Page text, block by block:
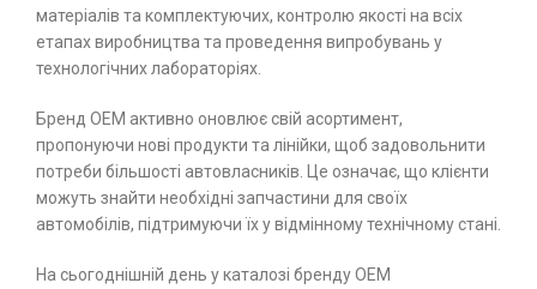
матеріалів та комплектуючих, контролю якості на всіх
етапах виробництва та проведення випробувань у
технологічних лабораторіях.
Бренд ОЕМ активно оновлює свій асортимент,
пропонуючи нові продукти та лінійки, щоб задовольнити
потреби більшості автовласників. Це означає, що клієнти
можуть знайти необхідні запчастини для своїх
автомобілів, підтримуючи їх у відмінному технічному стані.
На сьогоднішній день у каталозі бренду ОЕМ